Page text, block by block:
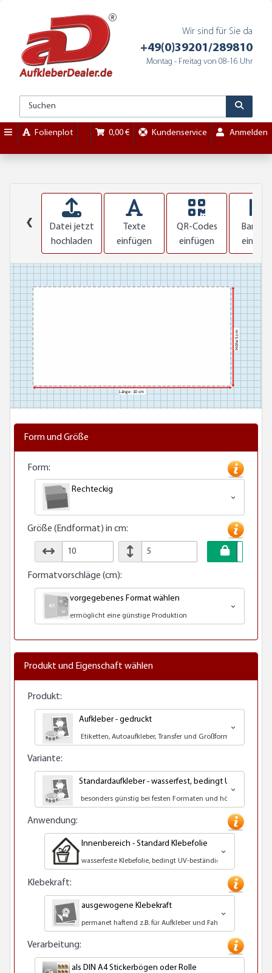
Wir sind für Sie da
+49(0)39201/289810
Montag - Freitag von 08-16 Uhr
Folienplot 0,00 € Kundenservice Anmelden
❮
Datei jetzt
hochladen
Texte
einfügen
QR-Codes
einfügen
Form und Größe
Form:
Rechteckig
Größe (Endformat) in cm:
Formatvorschläge (cm):
vorgegebenes Format wählen
ermöglicht eine günstige Produktion
Produkt und Eigenschaft wählen
Produkt:
Aufkleber - gedruckt
Etiketten, Autoaufkleber, Transfer und Großformatdruck
Variante:
Standardaufkleber - wasserfest, bedingt UV-
besonders günstig bei festen Formaten und höheren
Anwendung:
Innenbereich - Standard Klebefolie
wasserfeste Klebefolie, bedingt UV-beständig
Klebekraft:
ausgewogene Klebekraft
permanet haftend z.B. für Aufkleber und Fahrzeuge
Verarbeitung:
als DIN A4 Stickerbögen oder Rolle